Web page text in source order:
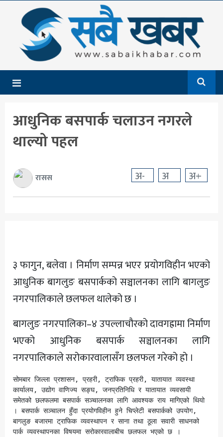
गृहपृष्ठ
समाचार
राजनीति
देश
आर्थिक
अन्तर्राष्ट्रिय
मनोरञ्जन
आधुनिक बसपार्क चलाउन नगरले
थाल्यो पहल
रासस अ- अ अ+
३ फागुन, बलेवा । निर्माण सम्पन्न भएर प्रयोगविहीन भएको
आधुनिक बागलुङ बसपार्कको सञ्चालनका लागि बागलुङ
नगरपालिकाले छलफल थालेको छ ।
बागलुङ नगरपालिका–४ उपल्लाचौरको दावगह्रामा निर्माण
भएको आधुनिक बसपार्क सञ्चालनका लागि
नगरपालिकाले सरोकारवालासँग छलफल गरेको हो ।
सोमबार जिल्ला प्रशासन, प्रहरी, ट्राफिक प्रहरी, यातायात व्यवस्था
कार्यालय, उद्योग वाणिज्य सङ्घ, जनप्रतिनिधि र यातायात व्यवसायी
समेतको छलफलमा बसपार्क सञ्चालनका लागि आवश्यक राय मागिएको थियो
। बसपार्क सञ्चालन हुँदा प्रयोगविहीन हुने चिप्लेटी बसपार्कको उपयोग,
बागलुङ बजारमा ट्राफिक व्यवस्थापन र साना तथा ठूला सवारी साधनको
पार्क व्यवस्थापनका विषयमा सरोकारवालाबीच छलफल भएको छ ।